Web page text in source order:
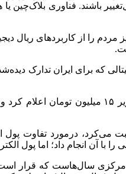
باشند. فناوری
را از کاربردهای ریال
که برای ایران تدارک‌
وی سقف تراکنش با ریال دیجیتال
درمورد تفاوت پول
با آن انجام داد؛ اما پول
مرکزی سال‌هاست که قرار